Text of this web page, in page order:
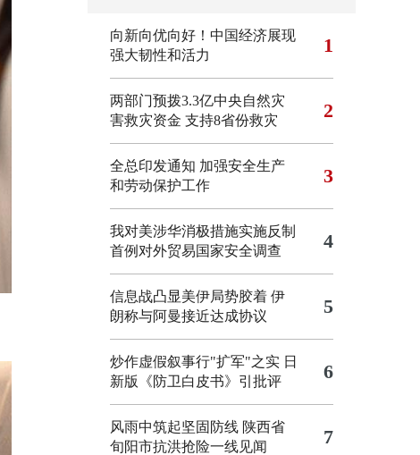
向新向优向好！中国经济展现
强大韧性和活力
1
两部门预拨3.3亿中央自然灾
害救灾资金 支持8省份救灾
2
全总印发通知 加强安全生产
和劳动保护工作
3
我对美涉华消极措施实施反制
首例对外贸易国家安全调查
4
信息战凸显美伊局势胶着 伊
朗称与阿曼接近达成协议
5
炒作虚假叙事行"扩军"之实 日
新版《防卫白皮书》引批评
6
风雨中筑起坚固防线 陕西省
旬阳市抗洪抢险一线见闻
7